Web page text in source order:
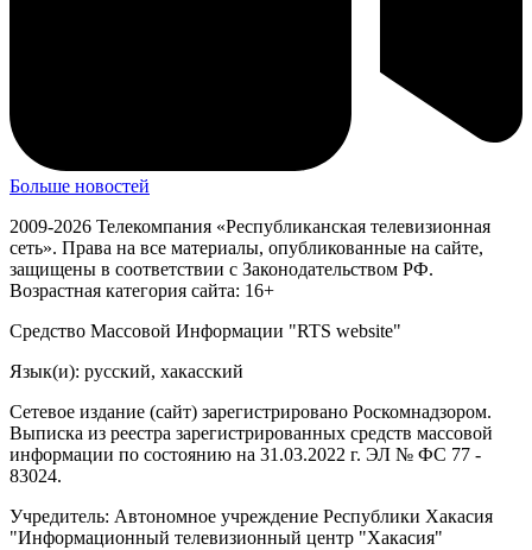
Больше новостей
2009-2026 Телекомпания «Республиканская телевизионная
сеть». Права на все материалы, опубликованные на сайте,
защищены в соответствии с Законодательством РФ.
Возрастная категория сайта: 16+
Средство Массовой Информации "RTS website"
Язык(и): русский, хакасский
Сетевое издание (сайт) зарегистрировано Роскомнадзором.
Выписка из реестра зарегистрированных средств массовой
информации по состоянию на 31.03.2022 г. ЭЛ № ФС 77 -
83024.
Учредитель: Автономное учреждение Республики Хакасия
"Информационный телевизионный центр "Хакасия"